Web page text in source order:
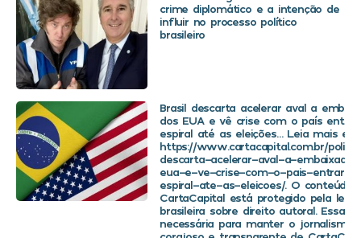
crime diplomático e a intenção de
influir no processo político
brasileiro
Brasil descarta acelerar aval a
dos EUA e vê crise com o país
espiral até as eleições… Leia mais em
https://www.cartacapital.com.br/
descarta-acelerar-aval-a-
eua-e-ve-crise-com-o-pais-entrar-
espiral-ate-as-eleicoes/. O conteúdo
CartaCapital está protegido pela
brasileira sobre direito autoral. Essa
necessária para manter o jornalismo